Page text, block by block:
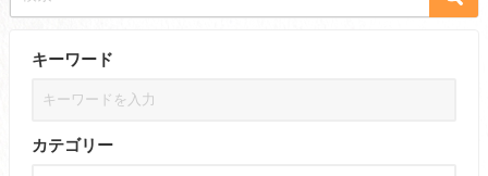
キーワード
カテゴリー